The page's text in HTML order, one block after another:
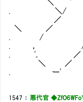
＼
. ＼/
／
＼ ／
. /
. ，
. '｡ ／
＼ ／
. ー'
1547 ：悪代官